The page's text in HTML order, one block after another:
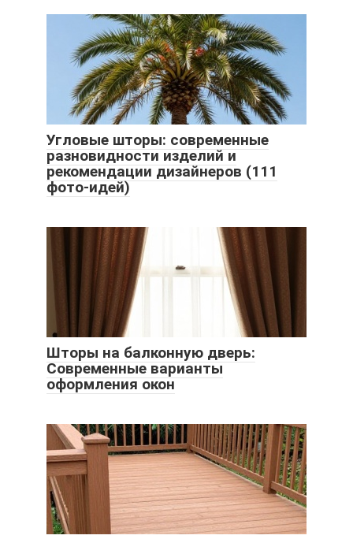
Угловые шторы: современные
разновидности изделий и
рекомендации дизайнеров (111
фото-идей)
Шторы на балконную дверь:
Современные варианты
оформления окон